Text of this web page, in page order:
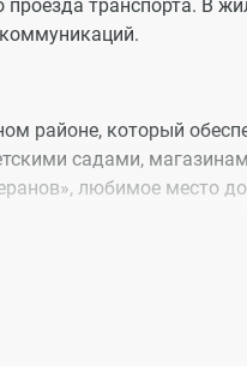
проезда транспорта. В
районе, который
садами,
любимое место
– городская